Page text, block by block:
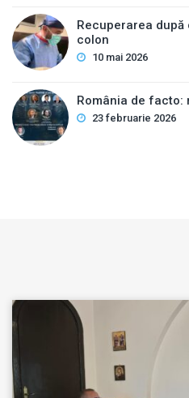
Recuperarea
colon
10 mai 2026
România de facto:
23 februarie 2026